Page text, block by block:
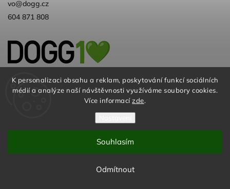
K personalizaci obsahu a reklam, poskytování funkcí sociálních
médií a analýze naší návštěvnosti využíváme soubory cookies.
Více informacízde.
Odmítnout
Souhlasím
vo@dogg.cz
604 871 808
Velkoobchod kvalitních a ♻️eko
chovatelských potřeb. Už 10 let